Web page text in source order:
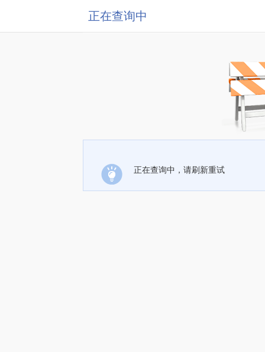
正在查询中
正在查询中，请刷新重试